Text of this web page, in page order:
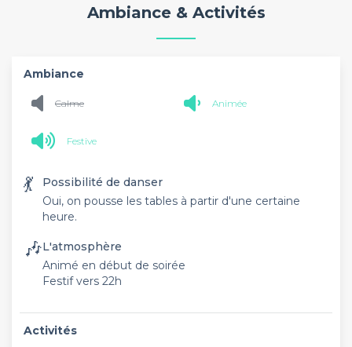
Ambiance & Activités
Ambiance
Calme Animée
Festive
💃
Possibilité de danser
Oui, on pousse les tables à partir d'une certaine
heure.
🎶L'atmosphère
Animé en début de soirée
Festif vers 22h
Activités